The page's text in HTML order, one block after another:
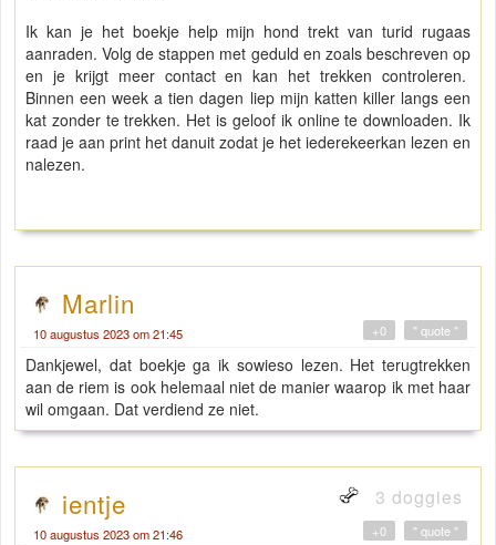
Ik kan je het boekje help mijn hond trekt van turid rugaas
aanraden. Volg de stappen met geduld en zoals beschreven op
en je krijgt meer contact en kan het trekken controleren.
Binnen een week a tien dagen liep mijn katten killer langs een
kat zonder te trekken. Het is geloof ik online te downloaden. Ik
raad je aan print het danuit zodat je het iederekeerkan lezen en
nalezen.
Marlin
10 augustus 2023 om 21:45 " quote "
+0
Dankjewel, dat boekje ga ik sowieso lezen. Het terugtrekken
aan de riem is ook helemaal niet de manier waarop ik met haar
wil omgaan. Dat verdiend ze niet.
ientje 3 doggies
10 augustus 2023 om 21:46 " quote "
+0